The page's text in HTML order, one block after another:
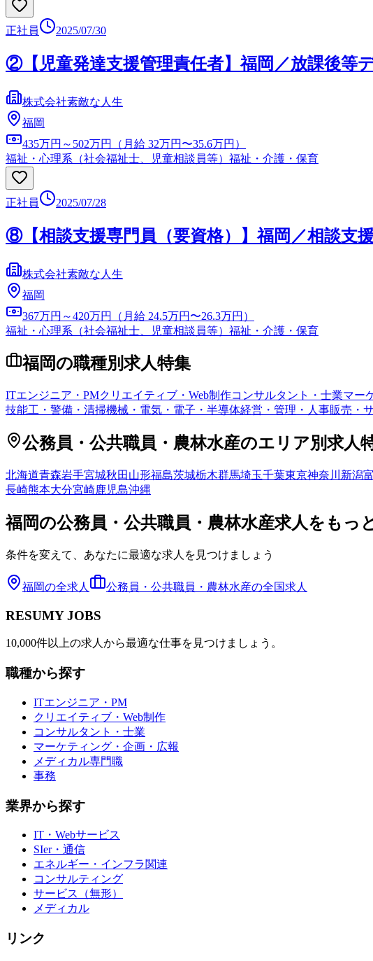
正社員 2025/07/30
②【児童発達支援管理責任者】福岡／放課後等
株式会社素敵な人生
福岡
435万円～502万円（月給 32万円〜35.6万円）
福祉・心理系（社会福祉士、児童相談員等） 福祉・介護・保育
正社員 2025/07/28
⑧【相談支援専門員（要資格）】福岡／相談支
株式会社素敵な人生
福岡
367万円～420万円（月給 24.5万円〜26.3万円）
福祉・心理系（社会福祉士、児童相談員等） 福祉・介護・保育
福岡の職種別求人特集
ITエンジニア・PMクリエイティブ・Web制作コンサルタント・士業マー
技能工・警備・清掃機械・電気・電子・半導体経営・管理・人事販売・
公務員・公共職員・農林水産のエリア別求人
北海道青森岩手宮城秋田 山形福島茨城栃木群馬埼玉千葉東京神奈川 新潟
長崎熊本大分宮崎鹿児島沖縄
福岡の公務員・公共職員・農林水産求人をもっ
条件を変えて、あなたに最適な求人を見つけましょう
福岡の全求人 公務員・公共職員・農林水産の全国求人
RESUMY JOBS
10,000件以上の求人から最適な仕事を見つけましょう。
職種から探す
ITエンジニア・PM
クリエイティブ・Web制作
コンサルタント・士業
マーケティング・企画・広報
メディカル専門職
事務
業界から探す
IT・Webサービス
SIer・通信
エネルギー・インフラ関連
コンサルティング
サービス（無形）
メディカル
リンク